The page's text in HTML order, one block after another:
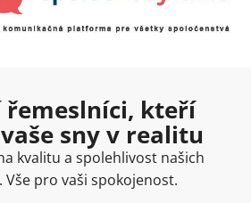
řemeslníci, kteří
sny v realitu
kvalitu a spolehlivost našich
Vše pro vaši spokojenost.